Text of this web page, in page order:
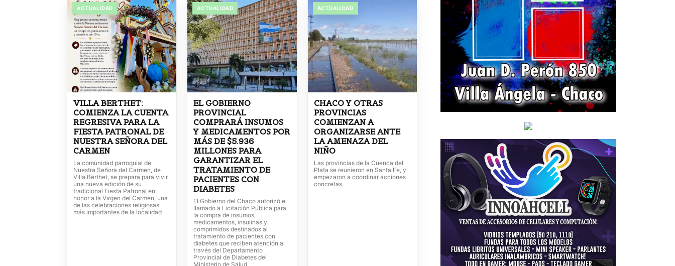
ACTUALIDAD
VILLA BERTHET:
COMIENZA LA CUENTA
REGRESIVA PARA LA
FIESTA PATRONAL DE
NUESTRA SEÑORA DEL
CARMEN
La comunidad parroquial de
Nuestra Señora del Carmen, de
Villa Berthet, se prepara para vivir
una nueva edición de su
tradicional Fiesta Patronal en
honor a la Virgen del Carmen, una
de las celebraciones religiosas
más importantes de la localidad
ACTUALIDAD
EL GOBIERNO
PROVINCIAL
COMPRARÁ INSUMOS
Y MEDICAMENTOS POR
MÁS DE $5.936
MILLONES PARA
GARANTIZAR EL
TRATAMIENTO DE
PACIENTES CON
DIABETES
El Gobierno del Chaco autorizó el
llamado a Licitación Pública para
la compra de insumos,
medicamentos, insulinas y
comprimidos destinados al
tratamiento de pacientes con
diabetes que reciben atención a
través del Departamento
Provincial de Diabetes del
Ministerio de Salud
ACTUALIDAD
CHACO Y OTRAS
PROVINCIAS
COMIENZAN A
ORGANIZARSE ANTE
LA AMENAZA DEL
NIÑO
Las provincias de la Cuenca del
Plata se reunieron en Santa Fe, y
empezaron a coordinar acciones
concretas.